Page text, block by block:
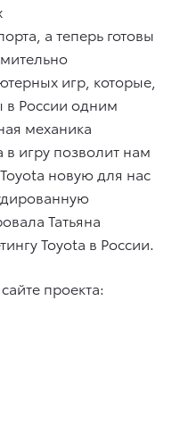
а теперь готовы
игр, которые,
в России одним
механика
в игру позволит нам
новую для нас
Татьяна
Toyota в России.
проекта: